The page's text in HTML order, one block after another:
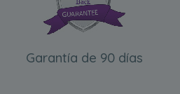
Garantía de 90 días